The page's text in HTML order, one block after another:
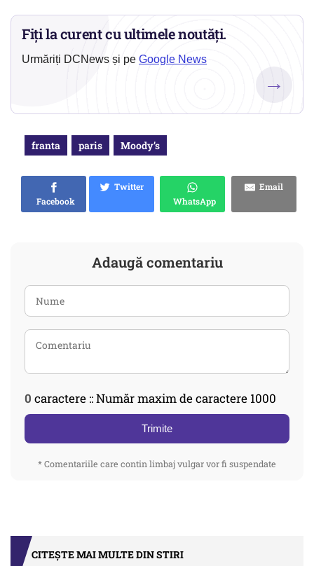
Fiți la curent cu ultimele noutăți.
Urmăriți DCNews și pe Google News
→
franta paris Moody’s
Facebook
Twitter
WhatsApp
Email
Adaugă comentariu
0 caractere :: Număr maxim de caractere 1000
Trimite
* Comentariile care contin limbaj vulgar vor fi suspendate
CITEȘTE MAI MULTE DIN STIRI